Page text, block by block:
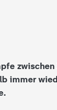
immer